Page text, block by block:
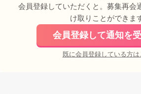
会員登録していただくと。募集再会
け取りことができま
会員登録して通知を
既に会員登録している方は